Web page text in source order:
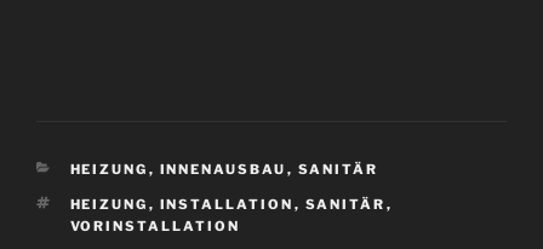
KATEGORIEN
HEIZUNG , INNENAUSBAU , SANITÄR
SCHLAGWÖRTER
HEIZUNG , INSTALLATION , SANITÄR ,
VORINSTALLATION